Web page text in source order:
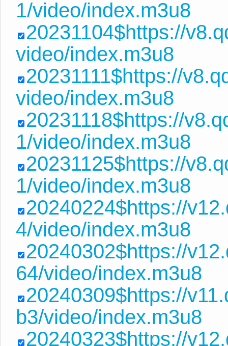
1/video/index.m3u8
20231104$https://
video/index.m3u8
20231111$https://
video/index.m3u8
20231118$https://
1/video/index.m3u8
20231125$https://
1/video/index.m3u8
20240224$https://
4/video/index.m3u8
20240302$https://
64/video/index.m3u8
20240309$https://
b3/video/index.m3u8
20240323$https://